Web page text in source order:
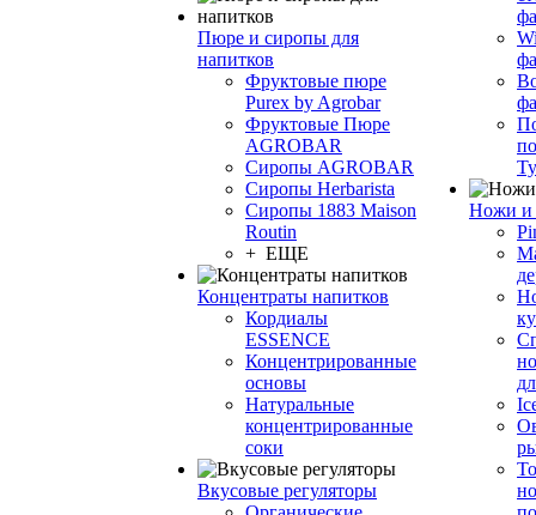
Пюре и сиропы для
напитков
Фруктовые пюре
Purex by Agrobar
Фруктовые Пюре
AGROBAR
Сиропы AGROBAR
Сиропы Herbarista
Сиропы 1883 Maison
Routin
+ ЕЩЕ
Концентраты напитков
Кордиалы
ESSENCE
Концентрированные
основы
Натуральные
концентрированные
соки
Вкусовые регуляторы
Ножи и